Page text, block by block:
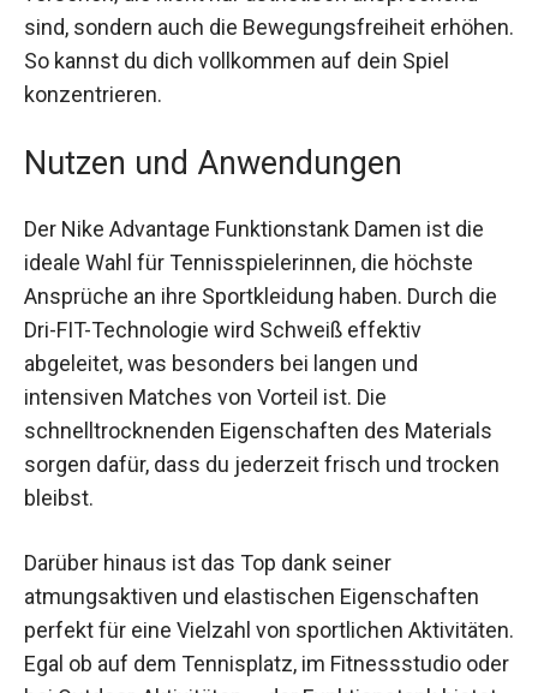
bieten eine sichere und bequeme Passform.
Außerdem wurde der Rückenbereich mit Cut-
Outs versehen, die nicht nur ästhetisch
ansprechend sind, sondern auch die
Bewegungsfreiheit erhöhen. So kannst du dich
vollkommen auf dein Spiel konzentrieren.
Nutzen und Anwendungen
Der Nike Advantage Funktionstank Damen ist die
ideale Wahl für Tennisspielerinnen, die höchste
Ansprüche an ihre Sportkleidung haben. Durch
die Dri-FIT-Technologie wird Schweiß effektiv
abgeleitet, was besonders bei langen und
intensiven Matches von Vorteil ist. Die
schnelltrocknenden Eigenschaften des Materials
sorgen dafür, dass du jederzeit frisch und
trocken bleibst.
Darüber hinaus ist das Top dank seiner
atmungsaktiven und elastischen Eigenschaften